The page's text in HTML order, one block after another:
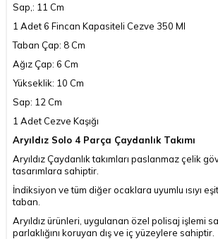
Sap,: 11 Cm
1 Adet 6 Fincan Kapasiteli Cezve 350 Ml
Taban Çap: 8 Cm
Ağız Çap: 6 Cm
Yükseklik: 10 Cm
Sap: 12 Cm
1 Adet Cezve Kaşığı
Aryıldız Solo 4 Parça Çaydanlık Takımı
Aryıldız Çaydanlık takımları paslanmaz çelik
tasarımlara sahiptir.
İndiksiyon ve tüm diğer ocaklara uyumlu ısıyı
taban.
Aryıldız ürünleri, uygulanan özel polisaj işlemi
parlaklığını koruyan dış ve iç yüzeylere sahiptir.